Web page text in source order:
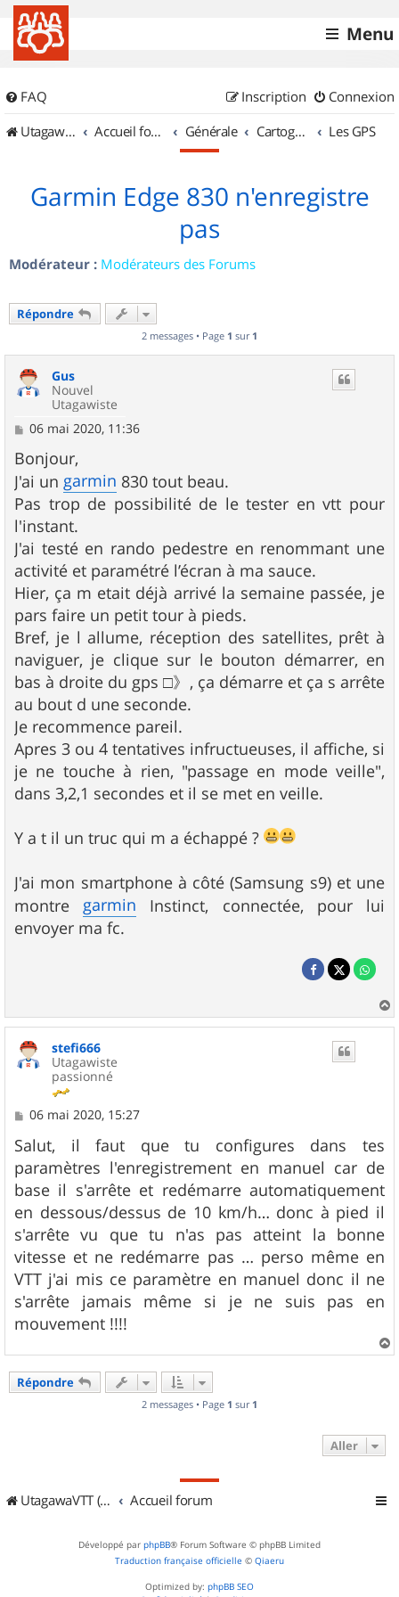
Menu
FAQ Connexion
Inscription
UtagawaVTT (Randos VTT et VTTAE avec traces GPS)
Accueil forum Générale Cartographie et GPS Les GPS
Garmin Edge 830 n'enregistre
pas
Modérateur : Modérateurs des Forums
Répondre
2 messages • Page 1 sur 1
Gus
Nouvel
Utagawiste
M
s
s
a
g
e
06 mai 2020, 11:36
Bonjour,
J'ai un garmin 830 tout beau.
Pas trop de possibilité de le tester en vtt pour
l'instant.
J'ai testé en rando pedestre en renommant une
activité et paramétré l’écran à ma sauce.
Hier, ça m etait déjà arrivé la semaine passée, je
pars faire un petit tour à pieds.
Bref, je l allume, réception des satellites, prêt à
naviguer, je clique sur le bouton démarrer, en
bas à droite du gps □》, ça démarre et ça s arrête
au bout d une seconde.
Je recommence pareil.
Apres 3 ou 4 tentatives infructueuses, il affiche, si
je ne touche à rien, "passage en mode veille",
dans 3,2,1 secondes et il se met en veille.
Y a t il un truc qui m a échappé ?
J'ai mon smartphone à côté (Samsung s9) et une
montregarmin Instinct, connectée, pour lui
envoyer ma fc.
a
stefi666
Utagawiste
passionné
M
s
s
a
g
e
06 mai 2020, 15:27
Salut, il faut que tu configures dans tes
paramètres l'enregistrement en manuel car de
base il s'arrête et redémarre automatiquement
en dessous/dessus de 10 km/h… donc à pied il
s'arrête vu que tu n'as pas atteint la bonne
vitesse et ne redémarre pas … perso même en
VTT j'ai mis ce paramètre en manuel donc il ne
s'arrête jamais même si je ne suis pas en
mouvement !!!!
a
Répondre
2 messages • Page 1 sur 1
Aller
UtagawaVTT (Randos VTT et VTTAE avec traces GPS) Accueil forum
Développé par phpBB® Forum Software © phpBB Limited
Traduction française officielle © Qiaeru
Optimized by: phpBB SEO